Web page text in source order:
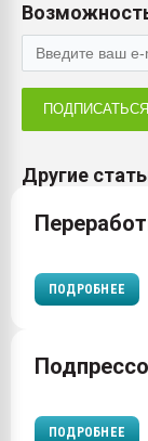
ПОДПИСАТЬСЯ
Другие
ПОДРОБНЕЕ
ПОДРОБНЕЕ